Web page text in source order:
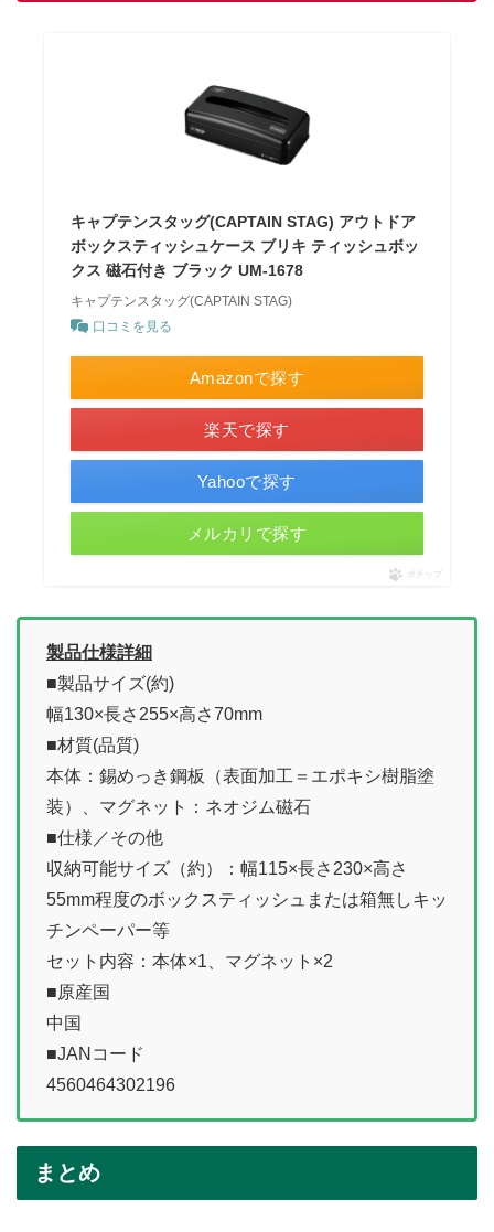
キャプテンスタッグ(CAPTAIN STAG) アウトドア
ボックスティッシュケース ブリキ ティッシュボッ
クス 磁石付き ブラック UM-1678
キャプテンスタッグ(CAPTAIN STAG)
口コミを見る
Amazonで探す
楽天で探す
Yahooで探す
メルカリで探す
ポチップ
製品仕様詳細
■製品サイズ(約)
幅130×長さ255×高さ70mm
■材質(品質)
本体：錫めっき鋼板（表面加工＝エポキシ樹脂塗
装）、マグネット：ネオジム磁石
■仕様／その他
収納可能サイズ（約）：幅115×長さ230×高さ
55mm程度のボックスティッシュまたは箱無しキッ
チンペーパー等
セット内容：本体×1、マグネット×2
■原産国
中国
■JANコード
4560464302196
まとめ